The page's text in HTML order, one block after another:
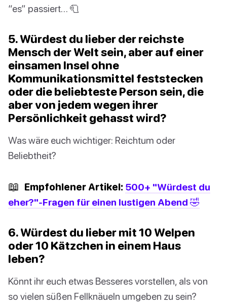
“es” passiert… 🧻
5. Würdest du lieber der reichste
Mensch der Welt sein, aber auf einer
einsamen Insel ohne
Kommunikationsmittel feststecken
oder die beliebteste Person sein, die
aber von jedem wegen ihrer
Persönlichkeit gehasst wird?
Was wäre euch wichtiger: Reichtum oder
Beliebtheit?
📖 Empfohlener Artikel: 500+ "Würdest du
eher?"-Fragen für einen lustigen Abend 🤣
6. Würdest du lieber mit 10 Welpen
oder 10 Kätzchen in einem Haus
leben?
Könnt ihr euch etwas Besseres vorstellen, als von
so vielen süßen Fellknäueln umgeben zu sein?